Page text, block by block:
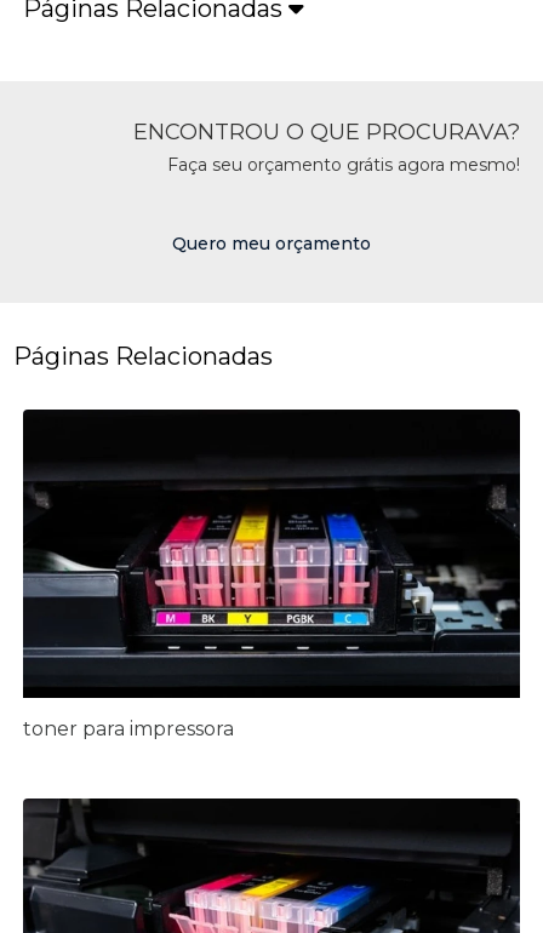
Páginas Relacionadas
ENCONTROU O QUE PROCURAVA?
Faça seu orçamento grátis agora mesmo!
Quero meu orçamento
Páginas Relacionadas
toner para impressora